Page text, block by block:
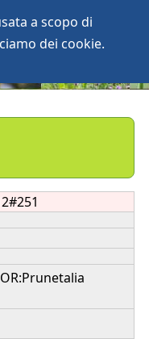
a scopo di
dei cookie.
login